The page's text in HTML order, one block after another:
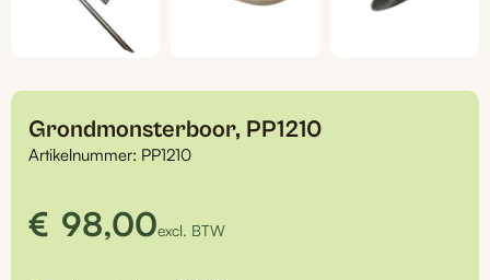
Grondmonsterboor, PP1210
Artikelnummer: PP1210
€ 98,00excl. BTW